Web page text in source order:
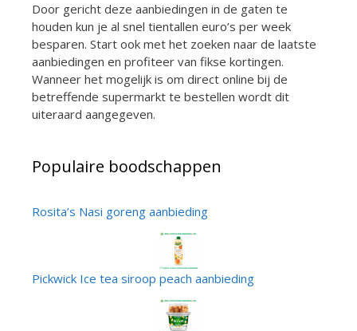
Door gericht deze aanbiedingen in de gaten te
houden kun je al snel tientallen euro’s per week
besparen. Start ook met het zoeken naar de laatste
aanbiedingen en profiteer van fikse kortingen.
Wanneer het mogelijk is om direct online bij de
betreffende supermarkt te bestellen wordt dit
uiteraard aangegeven.
Populaire boodschappen
Rosita’s Nasi goreng aanbieding
Pickwick Ice tea siroop peach aanbieding